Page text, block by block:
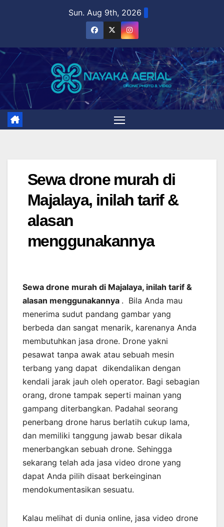
Sun. Aug 9th, 2026
Sewa drone murah di
Majalaya, inilah tarif &
alasan
menggunakannya
Sewa drone murah di Majalaya, inilah tarif &
alasan menggunakannya . Bila Anda mau
menerima sudut pandang gambar yang
berbeda dan sangat menarik, karenanya Anda
membutuhkan jasa drone. Drone yakni
pesawat tanpa awak atau sebuah mesin
terbang yang dapat dikendalikan dengan
kendali jarak jauh oleh operator. Bagi sebagian
orang, drone tampak seperti mainan yang
gampang diterbangkan. Padahal seorang
penerbang drone harus berlatih cukup lama,
dan memiliki tanggung jawab besar dikala
menerbangkan sebuah drone. Sehingga
sekarang telah ada jasa video drone yang
dapat Anda pilih disaat berkeinginan
mendokumentasikan sesuatu.
Kalau melihat di dunia online, jasa video drone